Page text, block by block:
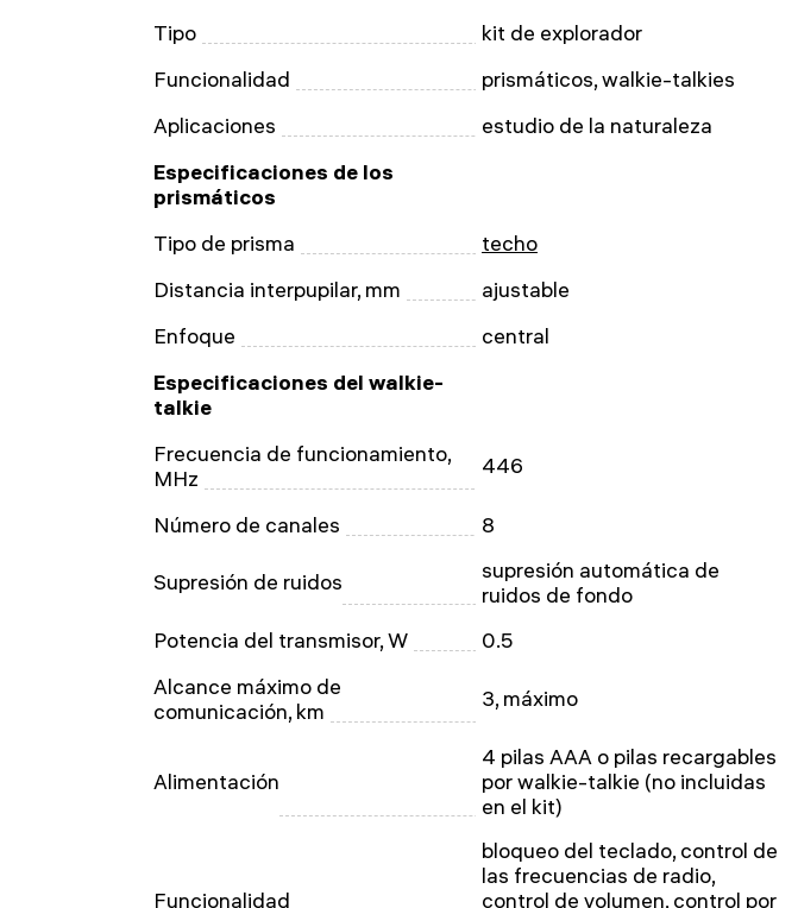
Tipo
kit de explorador
Funcionalidad
prismáticos, walkie-talkies
Aplicaciones
estudio de la naturaleza
Especificaciones de los
prismáticos
Tipo de prisma
techo
Distancia interpupilar, mm
ajustable
Enfoque
central
Especificaciones del walkie-
talkie
Frecuencia de funcionamiento,
MHz
446
Número de canales 8
Supresión de ruidos
supresión automática de
ruidos de fondo
Potencia del transmisor, W
0.5
Alcance máximo de
comunicación, km
3, máximo
Alimentación
4 pilas AAA o pilas recargables
por walkie-talkie (no incluidas
en el kit)
Funcionalidad
bloqueo del teclado, control de
las frecuencias de radio,
control de volumen, control por